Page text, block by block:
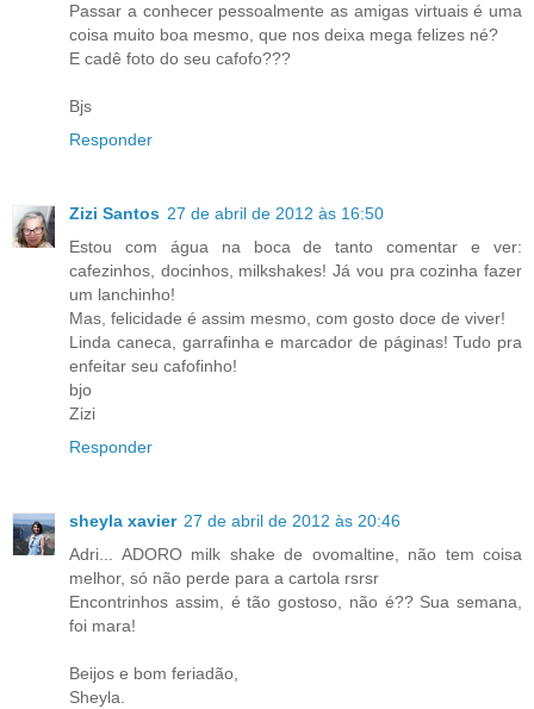
Passar a conhecer pessoalmente as amigas virtuais é uma
coisa muito boa mesmo, que nos deixa mega felizes né?
E cadê foto do seu cafofo???
Bjs
Responder
Zizi Santos 27 de abril de 2012 às 16:50
Estou com água na boca de tanto comentar e ver:
cafezinhos, docinhos, milkshakes! Já vou pra cozinha fazer
um lanchinho!
Mas, felicidade é assim mesmo, com gosto doce de viver!
Linda caneca, garrafinha e marcador de páginas! Tudo pra
enfeitar seu cafofinho!
bjo
Zizi
Responder
sheyla xavier 27 de abril de 2012 às 20:46
Adri... ADORO milk shake de ovomaltine, não tem coisa
melhor, só não perde para a cartola rsrsr
Encontrinhos assim, é tão gostoso, não é?? Sua semana,
foi mara!
Beijos e bom feriadão,
Sheyla.